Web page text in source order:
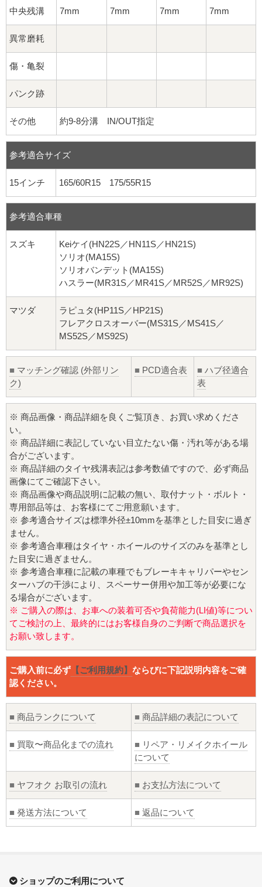
中央残溝 7mm 7mm 7mm 7mm
異常磨耗
傷・亀裂
パンク跡
その他 約9-8分溝 IN/OUT指定
参考適合サイズ
15インチ 165/60R15 175/55R15
参考適合車種
スズキ
Keiケイ(HN22S／HN11S／HN21S)
ソリオ(MA15S)
ソリオバンデット(MA15S)
ハスラー(MR31S／MR41S／MR52S／MR92S)
マツダ
ラピュタ(HP11S／HP21S)
フレアクロスオーバー(MS31S／MS41S／
MS52S／MS92S)
■ マッチング確認 (外部リン
ク)
■ PCD適合表 ■ ハブ径適合
表
※ 商品画像・商品詳細を良くご覧頂き、お買い求めくださ
い。
※ 商品詳細に表記していない目立たない傷・汚れ等がある場
合がございます。
※ 商品詳細のタイヤ残溝表記は参考数値ですので、必ず商品
画像にてご確認下さい。
※ 商品画像や商品説明に記載の無い、取付ナット・ボルト・
専用部品等は、お客様にてご用意願います。
※ 参考適合サイズは標準外径±10mmを基準とした目安に過ぎ
ません。
※ 参考適合車種はタイヤ・ホイールのサイズのみを基準とし
た目安に過ぎません。
※ 参考適合車種に記載の車種でもブレーキキャリパーやセン
ターハブの干渉により、スペーサー併用や加工等が必要にな
る場合がございます。
※ ご購入の際は、お車への装着可否や負荷能力(LI値)等につい
てご検討の上、最終的にはお客様自身のご判断で商品選択を
お願い致します。
ご購入前に必ず 【ご利用規約】 ならびに下記説明内容をご確
認ください。
■ 商品ランクについて ■ 商品詳細の表記について
■ 買取〜商品化までの流れ ■ リペア・リメイクホイール
について
■ ヤフオク お取引の流れ ■ お支払方法について
■ 発送方法について ■ 返品について
ショップのご利用について